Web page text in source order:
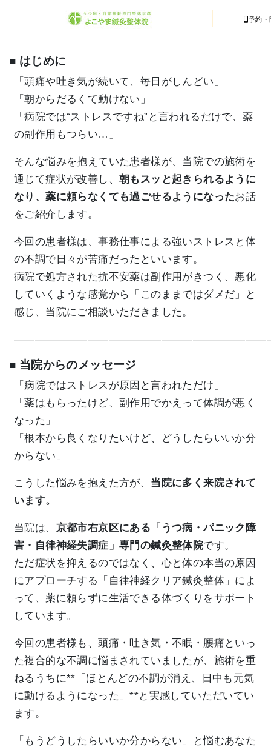
予約・
■ はじめに
「頭痛や吐き気が続いて、毎日がしんどい」
「朝からだるくて動けない」
「病院では“ストレスですね”と言われるだけで、薬
の副作用もつらい…」
そんな悩みを抱えていた患者様が、当院での施術を
通じて症状が改善し、 朝もスッと起きられるように
なり、薬に頼らなくても過ごせるようになったお話
をご紹介します。
今回の患者様は、事務仕事による強いストレスと体
の不調で日々が苦痛だったといいます。
病院で処方された抗不安薬は副作用がきつく、悪化
していくような感覚から「このままではダメだ」と
感じ、当院にご相談いただきました。
■ 当院からのメッセージ
「病院ではストレスが原因と言われただけ」
「薬はもらったけど、副作用でかえって体調が悪く
なった」
「根本から良くなりたいけど、どうしたらいいか分
からない」
こうした悩みを抱えた方が、 当院に多く来院されて
います。
当院は、 京都市右京区にある「うつ病・パニック障
害・自律神経失調症」専門の鍼灸整体院です。
ただ症状を抑えるのではなく、心と体の本当の原因
にアプローチする「自律神経クリア鍼灸整体」によ
って、薬に頼らずに生活できる体づくりをサポート
しています。
今回の患者様も、頭痛・吐き気・不眠・腰痛といっ
た複合的な不調に悩まされていましたが、施術を重
ねるうちに**「ほとんどの不調が消え、日中も元気
に動けるようになった」**と実感していただいてい
ます。
「もうどうしたらいいか分からない」と悩むあなた